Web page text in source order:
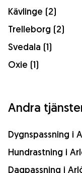
Kävlinge (2)
Trelleborg (2)
Svedala (1)
Oxie (1)
Andra
Dygnspassning i
Hundrastning i
Dagpassning i